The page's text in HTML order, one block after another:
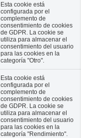
Esta cookie está
configurada por el
complemento de
consentimiento de cookies
de GDPR. La cookie se
utiliza para almacenar el
consentimiento del usuario
para las cookies en la
categoría "Otro".
Esta cookie está
configurada por el
complemento de
consentimiento de cookies
de GDPR. La cookie se
utiliza para almacenar el
consentimiento del usuario
para las cookies en la
categoría "Rendimiento".